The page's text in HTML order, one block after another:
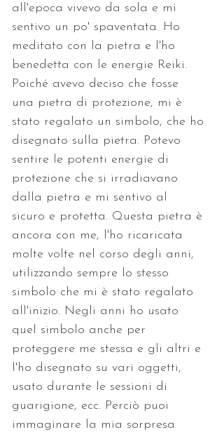
all'epoca vivevo da sola e mi
sentivo un po' spaventata. Ho
meditato con la pietra e l'ho
benedetta con le energie Reiki.
Poiché avevo deciso che fosse
una pietra di protezione, mi è
stato regalato un simbolo, che ho
disegnato sulla pietra. Potevo
sentire le potenti energie di
protezione che si irradiavano
dalla pietra e mi sentivo al
sicuro e protetta. Questa pietra è
ancora con me, l'ho ricaricata
molte volte nel corso degli anni,
utilizzando sempre lo stesso
simbolo che mi è stato regalato
all'inizio. Negli anni ho usato
quel simbolo anche per
proteggere me stessa e gli altri e
l'ho disegnato su vari oggetti,
usato durante le sessioni di
guarigione, ecc. Perciò puoi
immaginare la mia sorpresa